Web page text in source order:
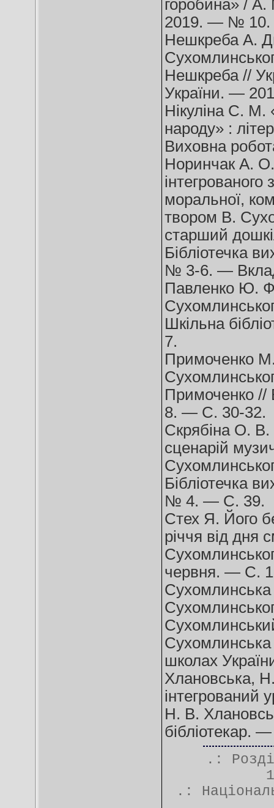
горобина» /
2019. — № 10.
Нешкреба А.
Нешкреба //
України. —
Нікуліна С. М.
народу» :
Виховна
Норинчак А.
моральної,
твором В.
старший
Бібліотечка
№ 3-6. —
Павленко Ю.
Шкільна
7.
Примоченко
Примоченко
8. — С. 30-32.
Скрябіна О.
сценарій
Бібліотечка
№ 4. — С. 39.
Стех Я. Його
річчя від дня
червня. — С.
Сухомлинська
Сухомлинська
школах
Хлановська,
інтегрований
Н. В.
.:
.: